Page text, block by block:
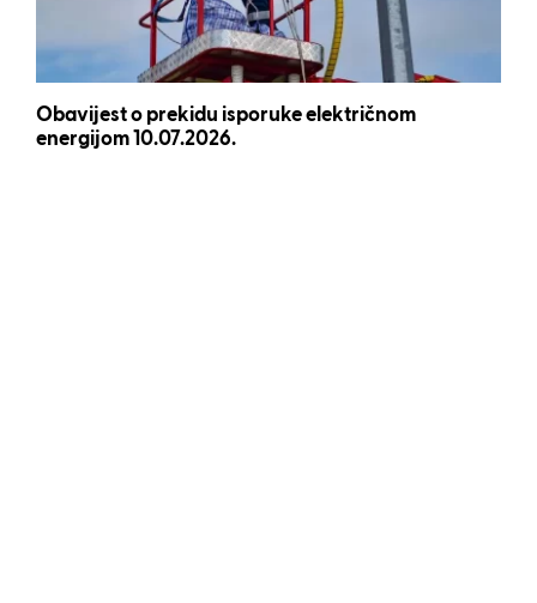
Obavijest o prekidu isporuke električnom
energijom 10.07.2026.